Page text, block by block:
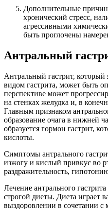
Дополнительные
хронический стресс,
агрессивными
быть проглочены
Антральный
Антральный гастрит, который
видом гастрита, может быть
перспективе может
на стенках желудка и, в
Главным признаком
образование очага в нижней
образуется гормон гастрит,
кислоты.
Симптомы антрального
изжогу и кислый привкус во
раздражительность,
Лечение антрального
строгой диеты. Диета играет
выздоровлении в сочетании